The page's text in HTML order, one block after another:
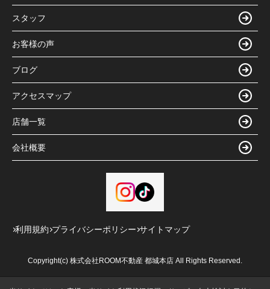
スタッフ
お客様の声
ブログ
アクセスマップ
店舗一覧
会社概要
利用規約 プライバシーポリシー サイトマップ
Copyright(c) 株式会社ROOM不動産 都城本店 All Rights Reserved.